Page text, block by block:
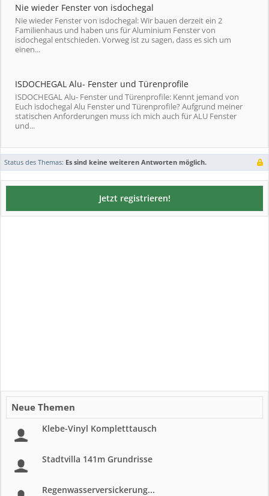
Nie wieder Fenster von isdochegal
Nie wieder Fenster von isdochegal: Wir bauen derzeit ein 2
Familienhaus und haben uns für Aluminium Fenster von
isdochegal entschieden. Vorweg ist zu sagen, dass es sich um
einen...
ISDOCHEGAL Alu- Fenster und Türenprofile
ISDOCHEGAL Alu- Fenster und Türenprofile: Kennt jemand von
Euch isdochegal Alu Fenster und Türenprofile? Aufgrund meiner
statischen Anforderungen muss ich mich auch für ALU Fenster
und...
Status des Themas: Es sind keine weiteren Antworten möglich.
Jetzt registrieren!
Neue Themen
Klebe-Vinyl Kompletttausch
Stadtvilla 141m Grundrisse
Regenwasserversickerung...